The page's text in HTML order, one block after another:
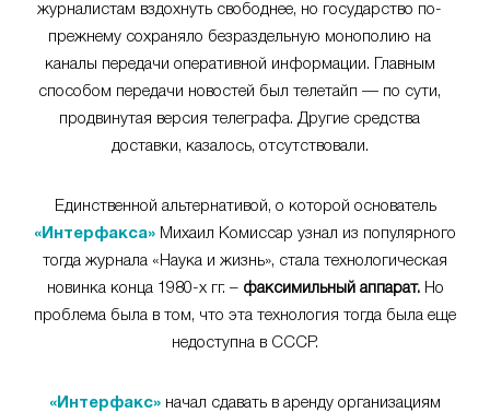
журналистам вздохнуть свободнее, но государство по-
прежнему сохраняло безраздельную монополию на
каналы передачи оперативной информации. Главным
способом передачи новостей был телетайп — по сути,
продвинутая версия телеграфа. Другие средства
доставки, казалось, отсутствовали.
Единственной альтернативой, о которой основатель
«Интерфакса» Михаил Комиссар узнал из популярного
тогда журнала «Наука и жизнь», стала технологическая
новинка конца 1980-х гг. – факсимильный аппарат.Но
проблема была в том, что эта технология тогда была еще
недоступна в СССР.
«Интерфакс» начал сдавать в аренду организациям